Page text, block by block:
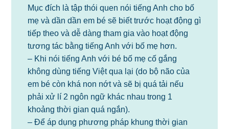
Mục đích là tập thói quen nói tiếng Anh cho bố
mẹ và dần dần em bé sẽ biết trước hoạt động gì
tiếp theo và dễ dàng tham gia vào hoạt động
tương tác bằng tiếng Anh với bố mẹ hơn.
– Khi nói tiếng Anh với bé bố mẹ cố gắng
không dùng tiếng Việt qua lại (do bộ não của
em bé còn khá non nớt và sẽ bị quá tải nếu
phải xử lí 2 ngôn ngữ khác nhau trong 1
khoảng thời gian quá ngắn).
– Để áp dụng phương pháp khung thời gian